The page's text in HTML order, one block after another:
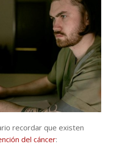
recordar que existen
del cáncer: